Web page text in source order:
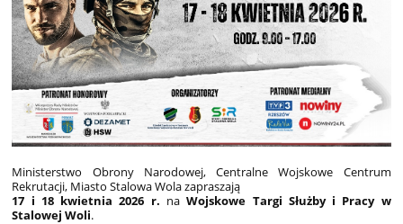
Ministerstwo Obrony Narodowej, Centralne Wojskowe Centrum
Rekrutacji, Miasto Stalowa Wola zapraszają
17 i 18 kwietnia 2026 r. naWojskowe Targi Służby i Pracy w
Stalowej Woli.